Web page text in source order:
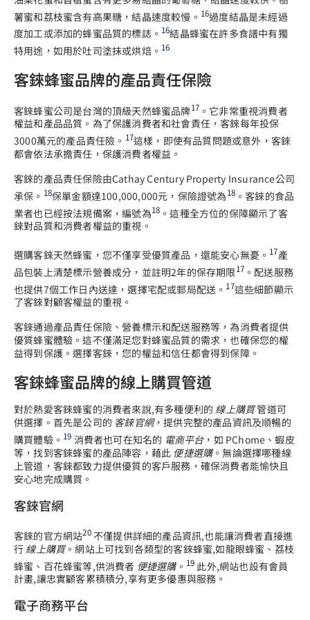
薯蜜和荔枝蜜含有高果糖，結晶速度較慢。 16過度結晶是未經過
度加工或添加的蜂蜜品質的標誌。 16結晶蜂蜜在許多食譜中有獨
特用途，如用於吐司塗抹或烘焙。 16
客錸蜂蜜品牌的產品責任保險
客錸蜂蜜公司是台灣的頂級天然蜂蜜品牌17 。它非常重視消費者
權益和產品品質。為了保護消費者和社會責任，客錸每年投保
3000萬元的產品責任險。 17這樣，即使有品質問題或意外，客錸
都會依法承擔責任，保護消費者權益。
客錸的產品責任保險由Cathay Century Property Insurance公司
承保。 18保單金額達100,000,000元，保險證號為18 。客錸的食品
業者也已經按法規備案，編號為18 。這種全方位的保障顯示了客
錸對品質和消費者權益的重視。
選購客錸天然蜂蜜，您不僅享受優質產品，還能安心無憂。 17產
品包裝上清楚標示營養成分，並註明2年的保存期限17 。配送服務
也提供7個工作日內送達，選擇宅配或郵局配送。 17這些細節顯示
了客錸對顧客權益的重視。
客錸通過產品責任保險、營養標示和配送服務等，為消費者提供
優質蜂蜜體驗。這不僅滿足您對蜂蜜品質的需求，也確保您的權
益得到保護。選擇客錸，您的權益和信任都會得到保障。
客錸蜂蜜品牌的線上購買管道
對於熱愛客錸蜂蜜的消費者來說,有多種便利的線上購買管道可
供選擇。首先是公司的 客錸官網，提供完整的產品資訊及順暢的
購買體驗。 19 消費者也可在知名的 電商平台，如 PChome、蝦皮
等，找到客錸蜂蜜的產品陣容，藉此 便捷選購。無論選擇哪種線
上管道，客錸都致力提供優質的客戶服務，確保消費者能愉快且
安心地完成購買。
客錸官網
客錸的官方網站20不僅提供詳細的產品資訊,也能讓消費者直接進
行 線上購買。網站上可找到各類型的客錸蜂蜜,如龍眼蜂蜜、荔枝
蜂蜜、百花蜂蜜等,供消費者 便捷選購。 19 此外,網站也設有會員
計畫,讓忠實顧客累積積分,享有更多優惠與服務。
電子商務平台